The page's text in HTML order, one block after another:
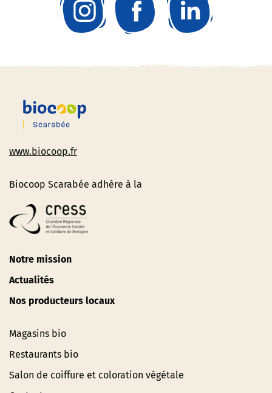
www.biocoop.fr
Biocoop Scarabée adhère à la
Notre mission
Actualités
Nos producteurs locaux
Magasins bio
Restaurants bio
Salon de coiffure et coloration végétale